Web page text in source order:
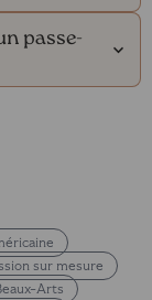
passe-
sur mesure
Arts